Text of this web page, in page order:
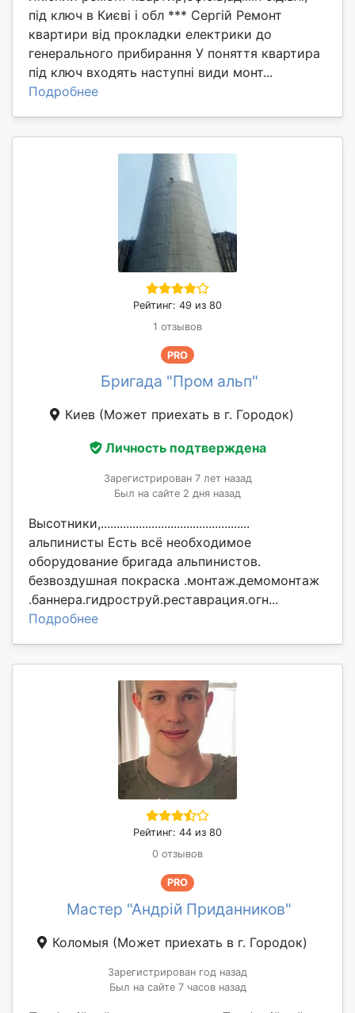
під ключ в Києві і обл *** Сергій Ремонт
квартири від прокладки електрики до
генерального прибирання У поняття квартира
під ключ входять наступні види монт...
Подробнее
Рейтинг: 49 из 80
1 отзывов
PRO
Бригада "Пром альп"
Киев (Может приехать в г. Городок)
Личность подтверждена
Зарегистрирован 7 лет назад
Был на сайте 2 дня назад
Высотники,...............................................
альпинисты Есть всё необходимое
оборудование бригада альпинистов.
безвоздушная покраска .монтаж.демомонтаж
.баннера.гидроструй.реставрация.огн...
Подробнее
Рейтинг: 44 из 80
0 отзывов
PRO
Мастер "Андрій Приданников"
Коломыя (Может приехать в г. Городок)
Зарегистрирован год назад
Был на сайте 7 часов назад